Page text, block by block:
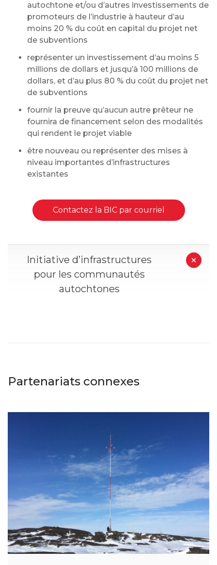
autochtone et/ou d’autres investissements de
promoteurs de l’industrie à hauteur d’au
moins 20 % du coût en capital du projet net
de subventions
représenter un investissement d’au moins 5
millions de dollars et jusqu’à 100 millions de
dollars, et d’au plus 80 % du coût du projet net
de subventions
fournir la preuve qu’aucun autre prêteur ne
fournira de financement selon des modalités
qui rendent le projet viable
être nouveau ou représenter des mises à
niveau importantes d’infrastructures
existantes
Contactez la BIC par courriel
Initiative d’infrastructures
pour les communautés
autochtones
Partenariats connexes